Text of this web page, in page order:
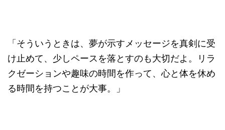
「そういうときは、夢が示すメッセージを真剣に受
け止めて、少しペースを落とすのも大切だよ。リラ
クゼーションや趣味の時間を作って、心と体を休め
る時間を持つことが大事。」